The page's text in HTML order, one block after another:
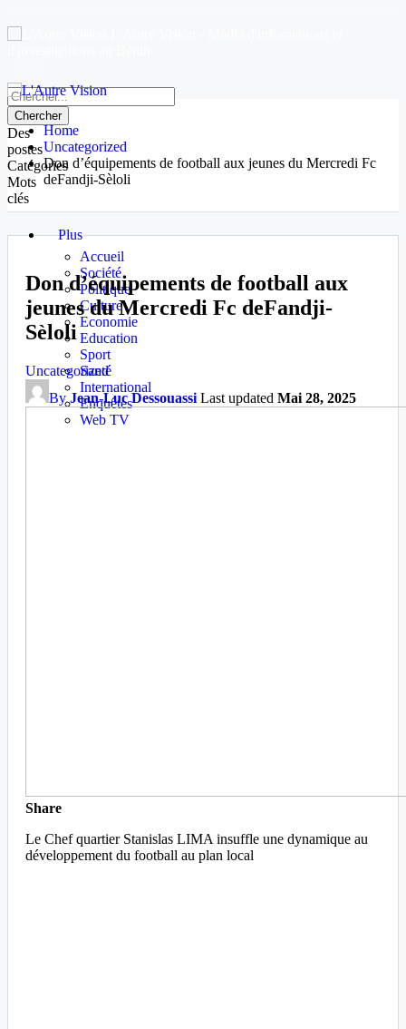
Des
postes
Catégories
Mots
clés
Plus
Accueil
Société
Politique
Culture
Economie
Education
Sport
Santé
International
Enquêtes
Web TV
Home
Uncategorized
Don d’équipements de football aux jeunes du Mercredi Fc
deFandji-Sèloli
Don d’équipements de football aux
jeunes du Mercredi Fc deFandji-
Sèloli
Uncategorized
ByJean-Luc Dessouassi Last updated Mai 28, 2025
Share
Le Chef quartier Stanislas LIMA insuffle une dynamique au
développement du football au plan local